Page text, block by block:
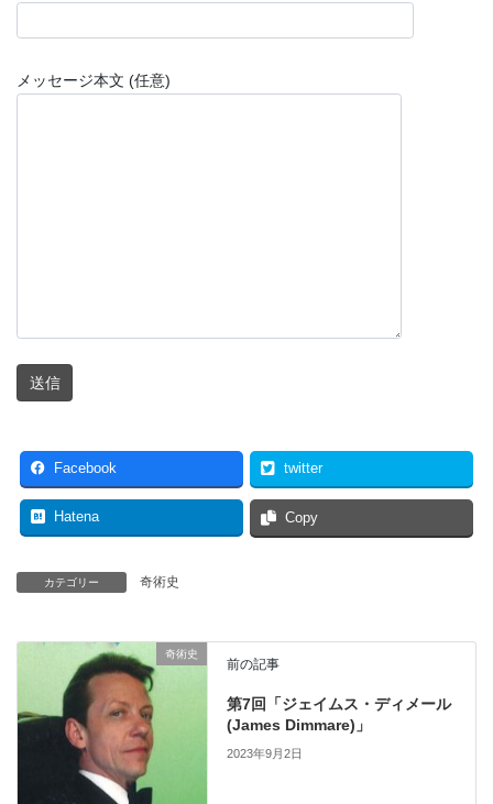
メッセージ本文 (任意)
Facebook twitter
Hatena Copy
カテゴリー 奇術史
奇術史
前の記事
第7回「ジェイムス・ディメール
(James Dimmare)」
2023年9月2日